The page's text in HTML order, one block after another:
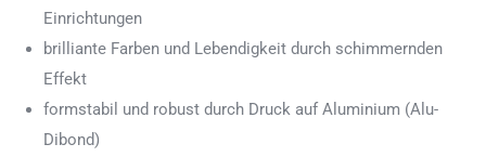
Einrichtungen
brilliante Farben und Lebendigkeit durch schimmernden
Effekt
formstabil und robust durch Druck auf Aluminium (Alu-
Dibond)